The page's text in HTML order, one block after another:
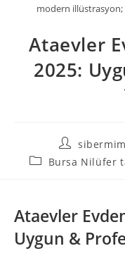
modern
Ataevler
2025:
Bursa Nilüfer
Ataevler
Uygun &